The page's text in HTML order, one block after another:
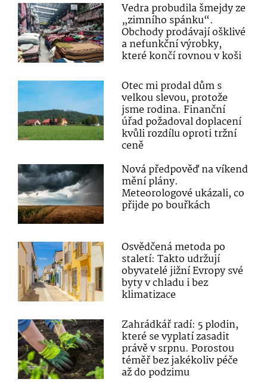
Vedra probudila šmejdy ze
„zimního spánku“.
Obchody prodávají ošklivé
a nefunkční výrobky,
které končí rovnou v koši
Otec mi prodal dům s
velkou slevou, protože
jsme rodina. Finanční
úřad požadoval doplacení
kvůli rozdílu oproti tržní
ceně
Nová předpověď na víkend
mění plány.
Meteorologové ukázali, co
přijde po bouřkách
Osvědčená metoda po
staletí: Takto udržují
obyvatelé jižní Evropy své
byty v chladu i bez
klimatizace
Zahrádkář radí: 5 plodin,
které se vyplatí zasadit
právě v srpnu. Porostou
téměř bez jakékoliv péče
až do podzimu